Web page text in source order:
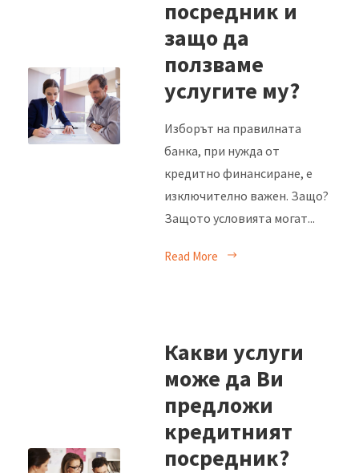
посредник и
защо да
ползваме
услугите му?
Изборът на правилната
банка, при нужда от
кредитно финансиране, е
изключително важен. Защо?
Защото условията могат...
Read More
Какви услуги
може да Ви
предложи
кредитният
посредник?